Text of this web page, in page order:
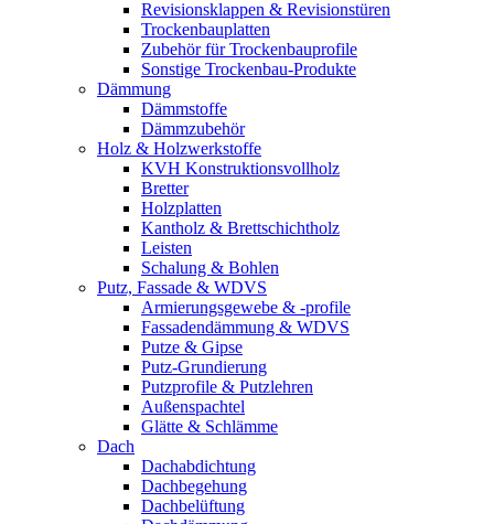
Revisionsklappen & Revisionstüren
Trockenbauplatten
Zubehör für Trockenbauprofile
Sonstige Trockenbau-Produkte
Dämmung
Dämmstoffe
Dämmzubehör
Holz & Holzwerkstoffe
KVH Konstruktionsvollholz
Bretter
Holzplatten
Kantholz & Brettschichtholz
Leisten
Schalung & Bohlen
Putz, Fassade & WDVS
Armierungsgewebe & -profile
Fassadendämmung & WDVS
Putze & Gipse
Putz-Grundierung
Putzprofile & Putzlehren
Außenspachtel
Glätte & Schlämme
Dach
Dachabdichtung
Dachbegehung
Dachbelüftung